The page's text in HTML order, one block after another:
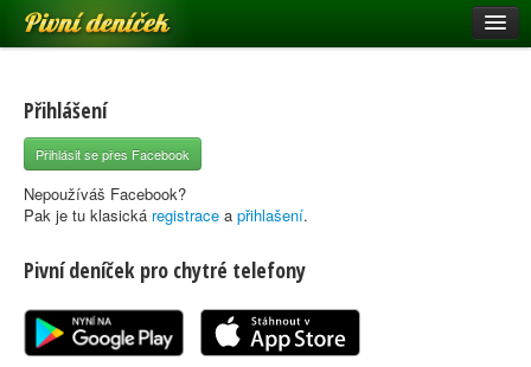
Pivní deníček
Pivní mapa
Pivní značky
Nápověda
Registrace
Přihlášení
Přihlásit se přes Facebook
Nepoužíváš Facebook?
Pak je tu klasická registrace a přihlašení.
Pivní deníček pro chytré telefony